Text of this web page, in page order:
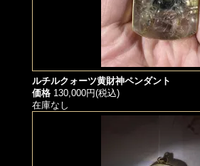
ルチルクォーツ黄財神ペンダント
価格 130,000円(税込)
在庫なし